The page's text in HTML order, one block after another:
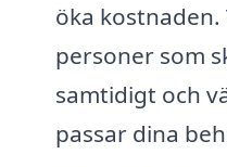
öka kostnaden.
personer som
samtidigt och
passar dina